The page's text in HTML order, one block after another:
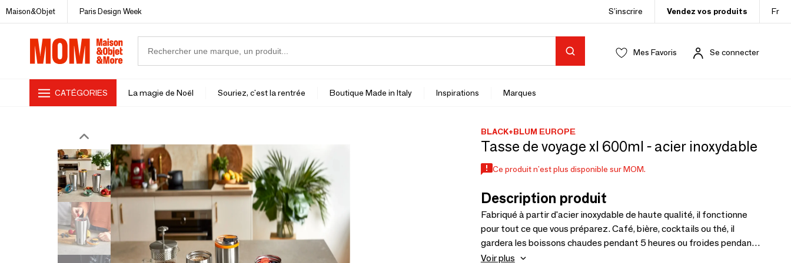
Maison&Objet Paris Design Week S’inscrire Vendez vos produits Fr
Mes Favoris Se connecter
CATÉGORIES La magie de Noël Souriez, c'est la rentrée Boutique Made in Italy Inspirations Marques
BLACK+BLUM EUROPE
Tasse de voyage xl 600ml - acier inoxydable
Ce produit n'est plus disponible sur MOM.
Description produit
Fabriqué à partir d'acier inoxydable de haute qualité, il fonctionne
pour tout ce que vous préparez. Café, bière, cocktails ou thé, il
gardera les boissons chaudes pendant 5 heures ou froides pendant
8 heures. Le couvercle est 100 % étanche et s'ouvre d'une seule main,
Voir plus